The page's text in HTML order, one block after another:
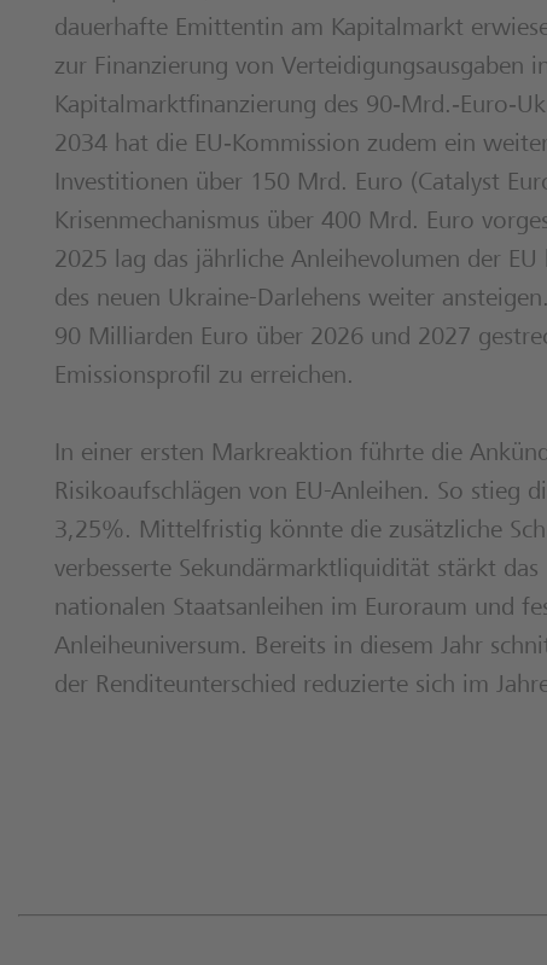
dauerhafte Emittentin am Kapitalmarkt
zur Finanzierung von
Kapitalmarktfinanzierung des
2034 hat die EU‑Kommission zudem ein
Investitionen über 150 Mrd. Euro (Catalyst
Krisenmechanismus über 400 Mrd. Euro
2025 lag das jährliche Anleihevolumen der
des neuen Ukraine-Darlehens weiter
90 Milliarden Euro über 2026 und 2027
Emissionsprofil zu erreichen.
In einer ersten Markreaktion führte die
Risikoaufschlägen von EU-Anleihen. So stieg
3,25%. Mittelfristig könnte die zusätzliche
verbesserte Sekundärmarktliquidität stärkt
nationalen Staatsanleihen im Euroraum und
Anleiheuniversum. Bereits in diesem Jahr
der Renditeunterschied reduzierte sich im